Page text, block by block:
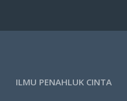
ILMU PENAHLUK CINTA